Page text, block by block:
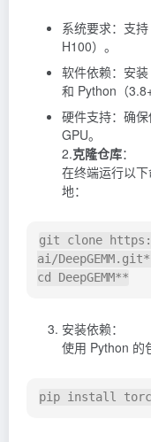
系统要求：支
H100）。
软件依赖：安装
和 Python（3.8+
硬件支持：确
GPU。
2.克隆仓库：
在终端运行以
地：
git clone
ai/
安装依赖：
使用 Python 的